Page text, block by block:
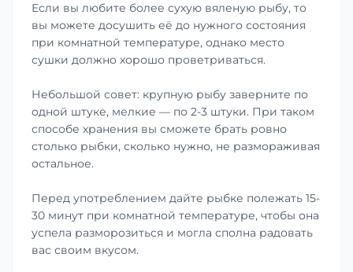
Если вы любите более сухую вяленую рыбу, то
вы можете досушить её до нужного состояния
при комнатной температуре, однако место
сушки должно хорошо проветриваться.
Небольшой совет: крупную рыбу заверните по
одной штуке, мелкие — по 2-3 штуки. При таком
способе хранения вы сможете брать ровно
столько рыбки, сколько нужно, не размораживая
остальное.
Перед употреблением дайте рыбке полежать 15-
30 минут при комнатной температуре, чтобы она
успела разморозиться и могла сполна радовать
вас своим вкусом.